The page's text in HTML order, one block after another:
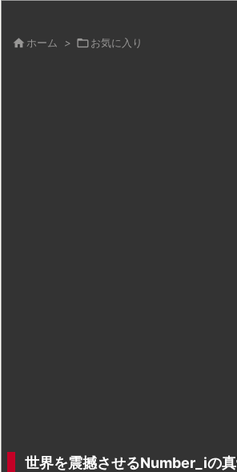
 ホーム > お気に入り
世界を震撼させるNumber_iの